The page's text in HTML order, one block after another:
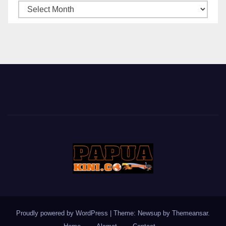
ARSIP
Proudly powered by WordPress Theme: Newsup by Themeansar.